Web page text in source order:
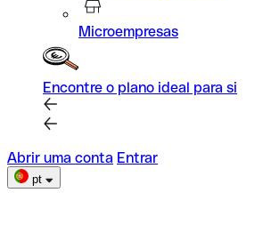
Microempresas
Encontre o plano ideal para si
Abrir uma conta Entrar
pt